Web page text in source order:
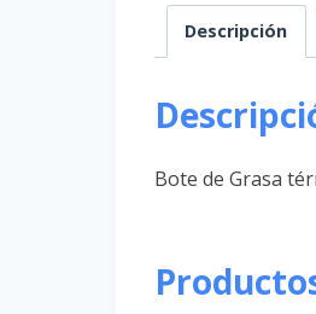
Descripción
Bote de Grasa